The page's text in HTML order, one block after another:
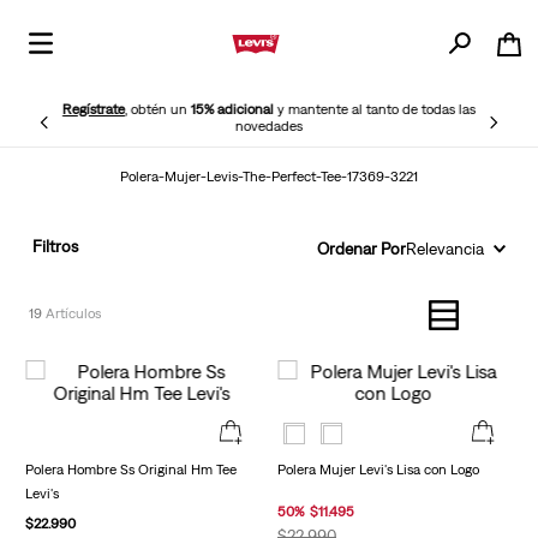
Regístrate, obtén un15% adicionaly mantente al tanto de todas las
novedades
Polera-Mujer-Levis-The-Perfect-Tee-17369-3221
Filtros Ordenar PorRelevancia
19
Polera Hombre Ss Original Hm Tee
Levi's
$22.990
Polera Mujer Levi's Lisa con Logo
50% $11.495